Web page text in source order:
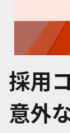
採用
意外